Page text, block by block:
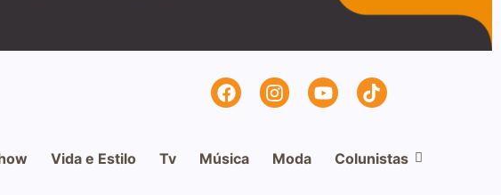
Vida e Estilo Tv Música Moda Colunistas